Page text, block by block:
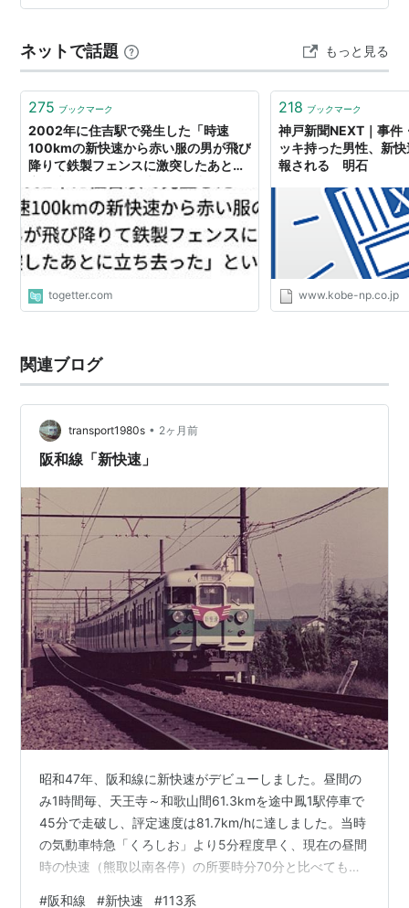
湖西線:近江塩津〜近江舞子間各駅、堅田、比叡山坂
本、大津京、山科
なお、国鉄時代の昭和47年(1972年)から55年(1980年)
までは、阪和線にも新快速という種別の列車が存在して
いた。
英語表記は登場当初New Rapid Serviceだったが、
1995年に223系が登場してからはSpecial Rapid
Service(「特別快速」の意味)となっている。
JR東海の新快速
浜松〜豊橋〜名古屋〜大垣〜米原を走る普通列車の種
基本停車駅は浜松〜豊橋間各駅、蒲郡、岡崎、安城、刈
谷、大府、金山、名古屋、尾張一宮、岐阜〜米原間各駅
で、時間帯によっては一部三河三谷や幸田にも停車す
る。快速よりも基本停車駅が停車駅が1つ少ない(共和を
通過)だけであり、しかも、新快速よりも停車駅がさら
に1つ少ない(大府を通過)「特別快速」がある。
なお平成11年から18年9月まで土休日の朝に1本のみ、飯
田線の新城〜豊橋間に新快速(平日は特別快速)を運転
し、東海道線の大垣まで直通していた。
現在の車両は大垣電車区の313系で、主に5000番台(6両
編成)が使用され、朝夕は300・5300番台(2両編成)を増
結する。また、5000番台編成が検査などで足りない時
は0番台(4両編成)と300・5300番台を連結して6両編成
扱いにしている。
英語表記はNew Rapid Service。
急行・特急料金が不要な列車の意味。種別としての
「普通」ではない。
:優等列車に対しての普通列車ではなく、運賃以外の
料金を必要としない列車という意味
みの運転で、153系はラッシュ時には2本併結の12連で快
ルーライナー」塗装ですが、まれに急行色の車両が混じ
ることがあり、逆に、急行「鷲羽」にブルーライナー塗
装のクハ153が入ってい…
ネットで話題 もっと見る
275 ブックマーク
2002年に住吉駅で発生した「時速
100kmの新快速から赤い服の男が飛び
降りて鉄製フェンスに激突したあとに
togetter.com
218 ブックマーク
神戸新聞NEXT｜事件
ッキ持った男性、新
報される 明石
www.kobe-np.co.jp
関連ブログ
transport1980s • 2ヶ月前
阪和線「新快速」
昭和47年、阪和線に新快速がデビューしました。昼間の
み1時間毎、天王寺～和歌山間61.3kmを途中鳳1駅停車で
45分で走破し、評定速度は81.7km/hに達しました。当時
の気動車特急「くろしお」より5分程度早く、現在の昼間
時の快速（熊取以南各停）の所要時分70分と比べても、
#阪和線 #新快速 #113系